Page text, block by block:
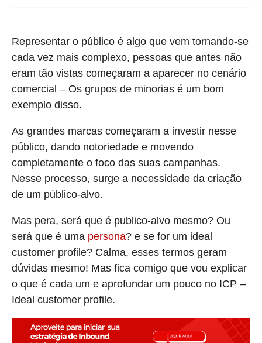
Representar o público é algo que vem tornando-se
cada vez mais complexo, pessoas que antes não
eram tão vistas começaram a aparecer no cenário
comercial – Os grupos de minorias é um bom
exemplo disso.
As grandes marcas começaram a investir nesse
público, dando notoriedade e movendo
completamente o foco das suas campanhas.
Nesse processo, surge a necessidade da criação
de um público-alvo.
Mas pera, será que é publico-alvo mesmo? Ou
será que é uma persona? e se for um ideal
customer profile? Calma, esses termos geram
dúvidas mesmo! Mas fica comigo que vou explicar
o que é cada um e aprofundar um pouco no ICP –
Ideal customer profile.